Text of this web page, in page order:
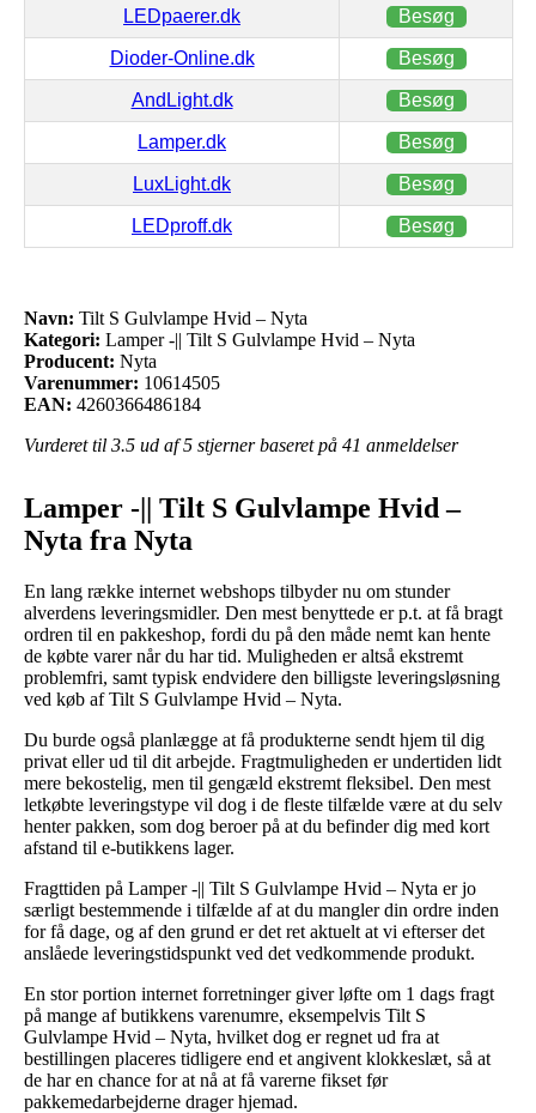
LEDpaerer.dk Besøg
Dioder-Online.dk Besøg
AndLight.dk Besøg
Lamper.dk Besøg
LuxLight.dk Besøg
LEDproff.dk Besøg
Navn: Tilt S Gulvlampe Hvid – Nyta
Kategori: Lamper -|| Tilt S Gulvlampe Hvid – Nyta
Producent: Nyta
Varenummer: 10614505
EAN: 4260366486184
Vurderet til 3.5 ud af 5 stjerner baseret på 41 anmeldelser
Lamper -|| Tilt S Gulvlampe Hvid –
Nyta fra Nyta
En lang række internet webshops tilbyder nu om stunder
alverdens leveringsmidler. Den mest benyttede er p.t. at få bragt
ordren til en pakkeshop, fordi du på den måde nemt kan hente
de købte varer når du har tid. Muligheden er altså ekstremt
problemfri, samt typisk endvidere den billigste leveringsløsning
ved køb af Tilt S Gulvlampe Hvid – Nyta.
Du burde også planlægge at få produkterne sendt hjem til dig
privat eller ud til dit arbejde. Fragtmuligheden er undertiden lidt
mere bekostelig, men til gengæld ekstremt fleksibel. Den mest
letkøbte leveringstype vil dog i de fleste tilfælde være at du selv
henter pakken, som dog beroer på at du befinder dig med kort
afstand til e-butikkens lager.
Fragttiden på Lamper -|| Tilt S Gulvlampe Hvid – Nyta er jo
særligt bestemmende i tilfælde af at du mangler din ordre inden
for få dage, og af den grund er det ret aktuelt at vi efterser det
anslåede leveringstidspunkt ved det vedkommende produkt.
En stor portion internet forretninger giver løfte om 1 dags fragt
på mange af butikkens varenumre, eksempelvis Tilt S
Gulvlampe Hvid – Nyta, hvilket dog er regnet ud fra at
bestillingen placeres tidligere end et angivent klokkeslæt, så at
de har en chance for at nå at få varerne fikset før
pakkemedarbejderne drager hjemad.